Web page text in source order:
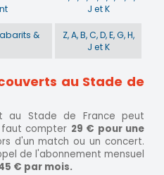
J et K
&
Z, A, B, C, D, E, G, H,
J et K
au Stade de
au Stade de France peut
compter 29 € pour une
d'un match ou un concert.
de l'abonnement mensuel
€ par mois.